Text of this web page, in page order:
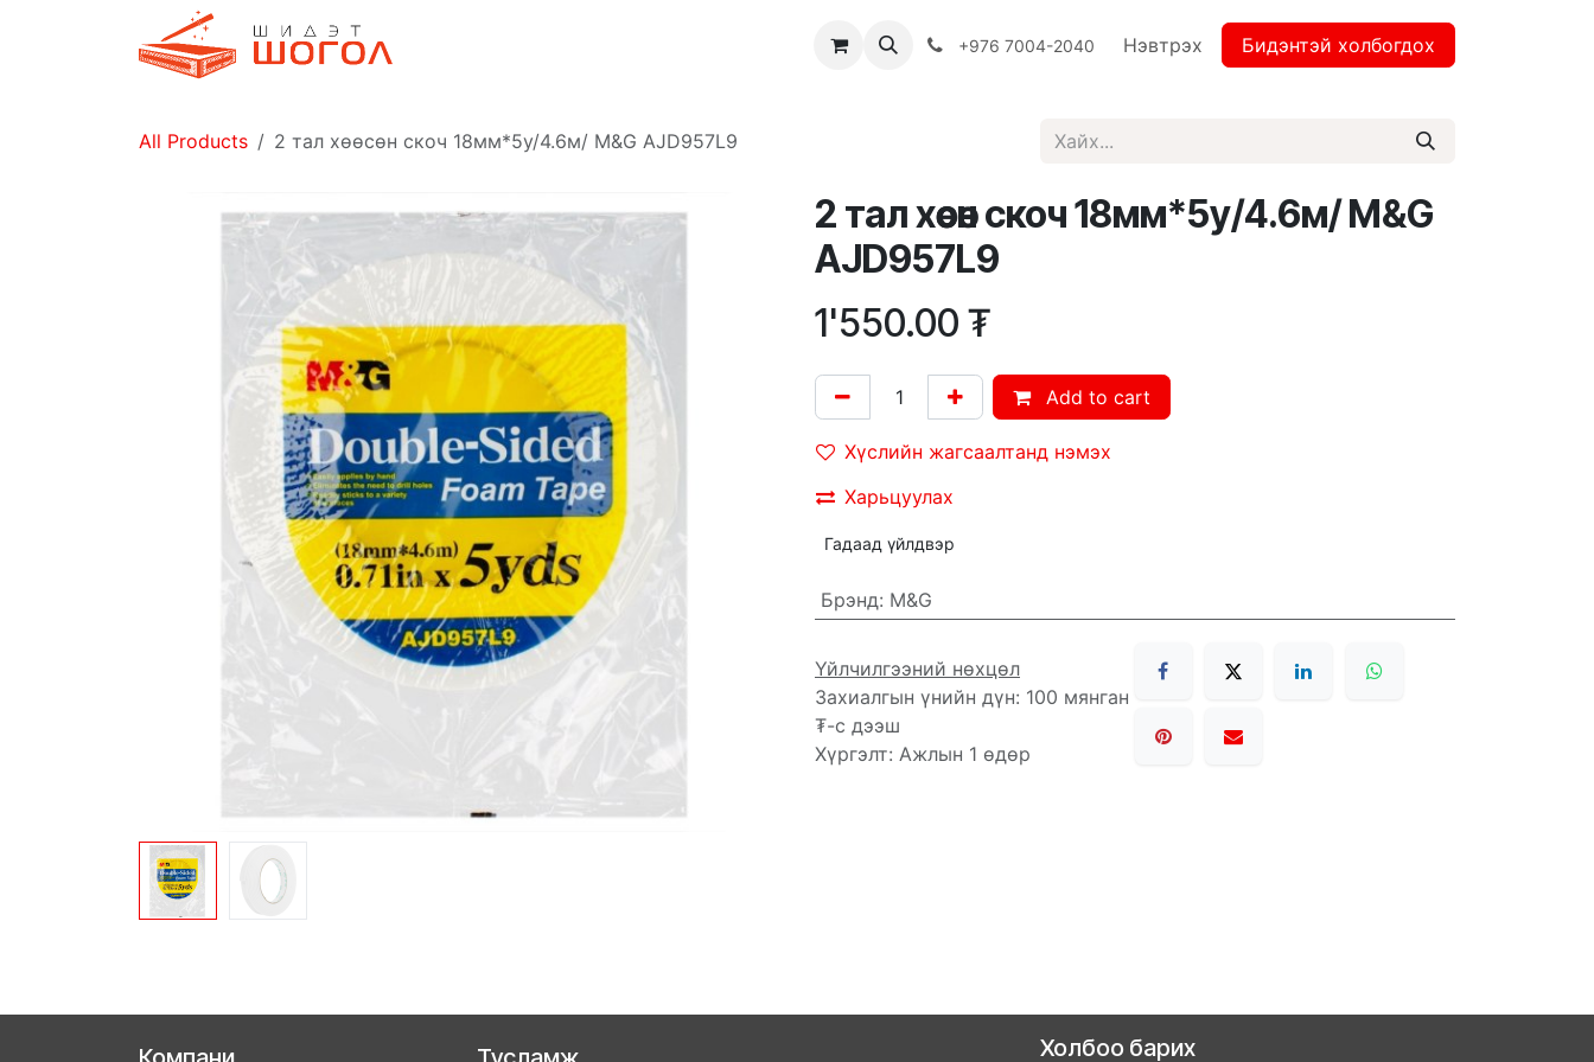
Хямдрал ♻️ Эко шогол+976 7004-2040 Нэвтрэх Бидэнтэй холбогдох
All Products 2 тал хөөсөн скоч 18мм*5у/4.6м/ M&G AJD957L9
2 тал хөөсөн скоч 18мм*5у/4.6м/ M&G
AJD957L9
1'550.00 ₮
Add to cart
Хүслийн жагсаалтанд нэмэх
Харьцуулах
Гадаад үйлдвэр
Брэнд: M&G
Үйлчилгээний нөхцөл
Захиалгын үнийн дүн: 100 мянган
₮-с дээш
Хүргэлт: Ажлын 1 өдөр
Холбоо барих